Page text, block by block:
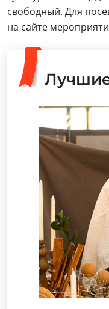
свободный. Для
на сайте